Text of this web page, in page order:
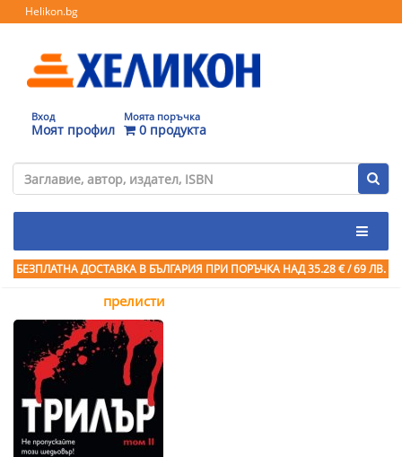
Helikon.bg
Вход
Моят профил
Моята поръчка
0 продукта
БЕЗПЛАТНА ДОСТАВКА В БЪЛГАРИЯ ПРИ ПОРЪЧКА НАД 35.28 € / 69 ЛВ.
прелисти